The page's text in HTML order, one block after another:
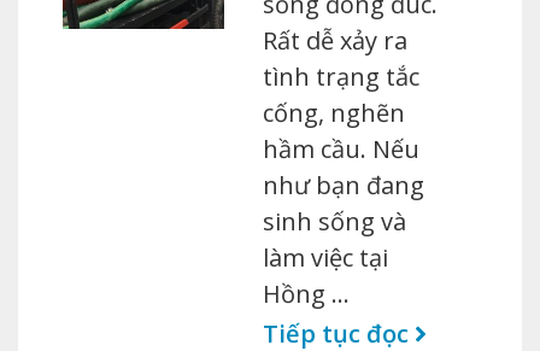
Rất dễ xảy ra
tình trạng tắc
cống, nghẽn
hầm cầu. Nếu
như bạn đang
sinh sống và
làm việc tại
Hồng …
Tiếp tục đọc